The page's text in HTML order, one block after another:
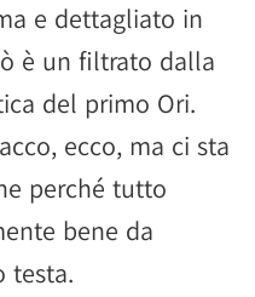
e dettagliato in
è un filtrato dalla
del primo Ori.
ecco, ma ci sta
perché tutto
bene da
testa.